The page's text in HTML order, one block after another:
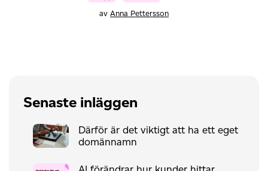
av Anna Pettersson
Senaste inläggen
Därför är det viktigt att ha ett eget
domännamn